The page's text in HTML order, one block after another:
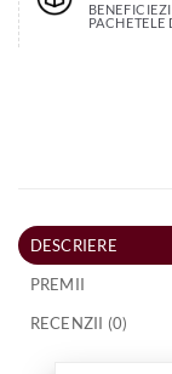
PACHETELE
DESCRIERE
PREMII
RECENZII (0)